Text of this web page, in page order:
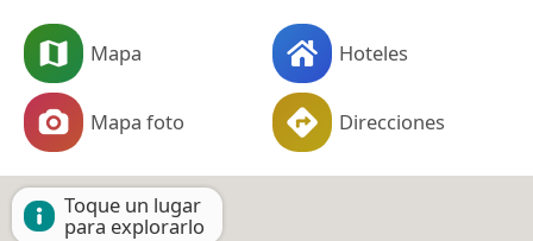
Mapa Hoteles
Mapa foto Direcciones
Toque un lugar
para explorarlo